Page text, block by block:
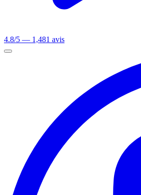
4.8/5 — 1,481 avis
Ouvrir le menu